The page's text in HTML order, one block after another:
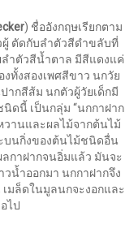
) ชื่ออังกฤษเรียกตาม
ตัดกับลำตัวสีดำขลับที่
ลำตัวสีน้ำตาล มีสีแดงแค่
ทั้งสองเพศสีขาว นกวัย
ากสีส้ม นกตัวผู้วัยเด็กมี
ดนี้ เป็นกลุ่ม “นกกาฝาก
วานและผลไม้จากต้นไม้
บนกิ่งของต้นไม้ชนิดอื่น
กาฝากจนอิ่มแล้ว มันจะ
น้ำออกมา นกกาฝากจึง
เมล็ดในมูลนกจะงอกและ
ไป